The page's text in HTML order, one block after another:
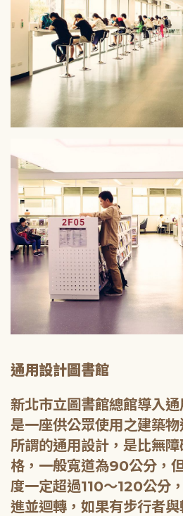
通用設計圖書館
新北市立圖書館總館導入通
是一座供公眾使用之建築物
所謂的通用設計，是比無
格，一般寬道為90公分，
度一定超過110～120公分
進並迴轉，如果有步行者